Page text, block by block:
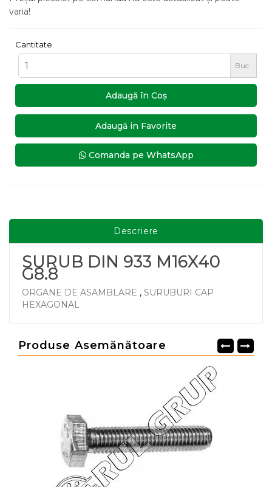
varia!
Cantitate
Buc
Adaugă în Coş
Adaugă in Favorite
Comanda pe WhatsApp
Descriere
SURUB DIN 933 M16X40
G8.8
ORGANE DE ASAMBLARE , SURUBURI CAP
HEXAGONAL
Produse Asemănătoare